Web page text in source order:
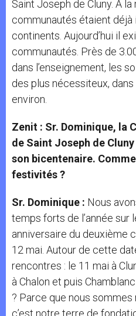
Saint Joseph de Cluny. A
communautés étaient
continents. Aujourd’hui il
communautés. Près de
dans l’enseignement, les
des plus nécessiteux,
environ.
Zenit : Sr. Dominique, la
de Saint Joseph de
son bicentenaire.
festivités ?
Sr. Dominique : Nous
temps forts de l’année sur
anniversaire du deuxième
12 mai. Autour de cette
rencontres : le 11 mai à
à Chalon et puis
? Parce que nous sommes
c’est notre terre de